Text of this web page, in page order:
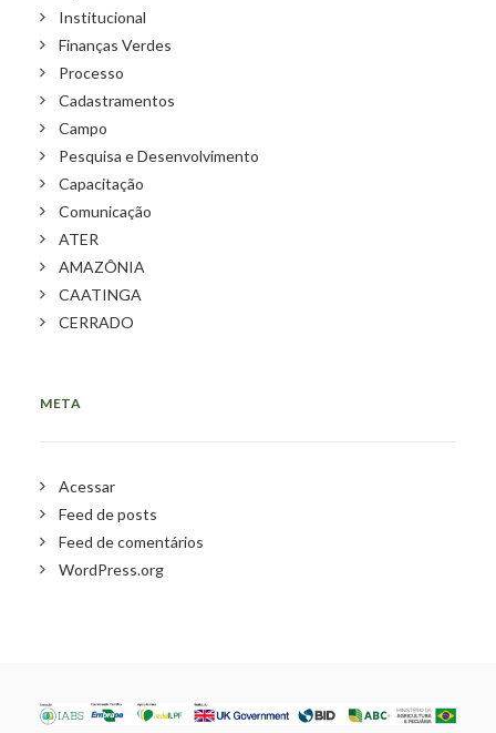
Institucional
Finanças Verdes
Processo
Cadastramentos
Campo
Pesquisa e Desenvolvimento
Capacitação
Comunicação
ATER
AMAZÔNIA
CAATINGA
CERRADO
META
Acessar
Feed de posts
Feed de comentários
WordPress.org